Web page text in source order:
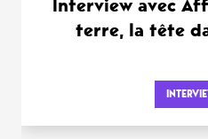
Interview avec
terre, la tête